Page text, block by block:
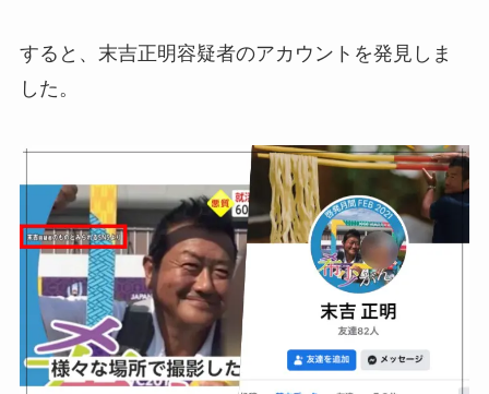
すると、末吉正明容疑者のアカウントを発見しま
した。